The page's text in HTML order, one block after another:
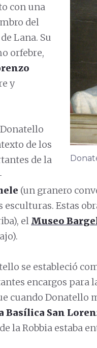
con una
del
Lana. Su
orfebre,
y
de los
de la
(un granero
esculturas. Estas
el Museo
se estableció
encargos para
cuando Donatello
Basílica San
la Robbia estaba